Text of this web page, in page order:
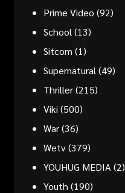
Prime Video (92)
School (13)
Sitcom (1)
Supernatural (49)
Thriller(215)
Viki (500)
War(36)
Wetv(379)
YOUHUG MEDIA (2)
Youth (190)